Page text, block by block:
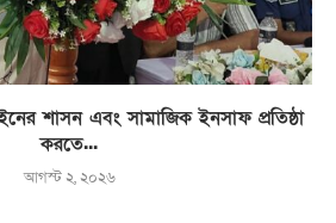
শাসন এবং সামাজিক ইনসাফ প্রতিষ্ঠা
করতে...
আগস্ট ২, ২০২৬